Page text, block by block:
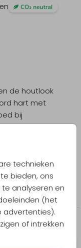
technieken
bieden, ons
analyseren en
(het
advertenties).
of intrekken
de houtlook
hart met
bij